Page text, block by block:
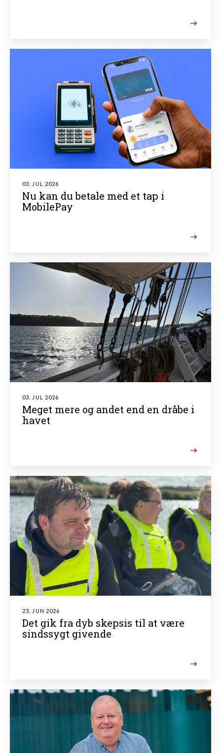
03. JUL 2026
Nu kan du betale med et tap i
MobilePay
03. JUL 2026
Meget mere og andet end en dråbe i
havet
23. JUN 2026
Det gik fra dyb skepsis til at være
sindssygt givende